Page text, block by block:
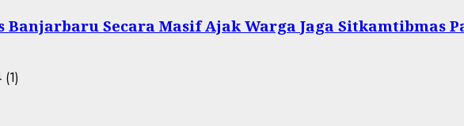
Secara Masif Ajak Warga Jaga Sitkamtibmas